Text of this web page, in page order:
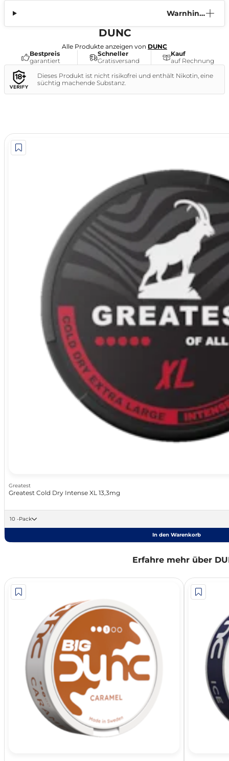
Warnhinw
DUNC
Alle Produkte anzeigen von DUNC
Bestpreis
garantiert
Schneller
Gratisversand
Kauf
auf Rechnung
Dieses Produkt ist nicht risikofrei und enthält Nikotin, eine
süchtig machende Substanz.
Greatest
Greatest Cold Dry Intense XL 13,3mg
10 -Pack
In den Warenkorb
Erfahre mehr über